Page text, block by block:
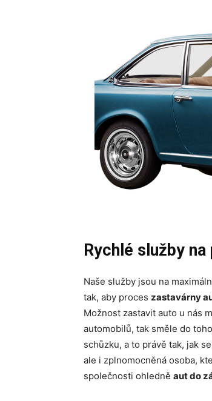
Rychlé služby
Naše služby jsou na
tak, aby proces zastavárny
Možnost zastavit auto u nás
automobilů, tak směle do
schůzku, a to právě tak, jak
ale i zplnomocněná osoba,
společnosti ohledně aut do